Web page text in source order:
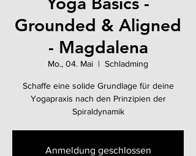
Grounded & Aligned
- Magdalena
Mo., 04. Mai
  |
Schladming
Schaffe eine solide Grundlage für deine
Yogapraxis nach den Prinzipien der
Spiraldynamik
Anmeldung geschlossen